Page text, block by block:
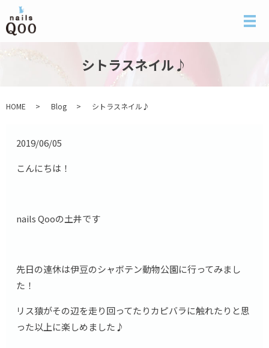
メ
シトラスネイル♪
HOME Blog シトラスネイル♪
2019/06/05
こんにちは！
nails Qooの土井です
先日の連休は伊豆のシャボテン動物公園に行ってみまし
た！
リス猿がその辺を走り回ってたりカピバラに触れたりと思
った以上に楽しめました♪